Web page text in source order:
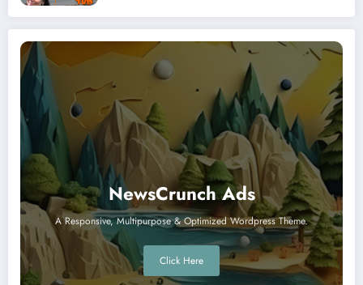
NewsCrunch Ads
A Responsive, Multipurpose & Optimized Wordpress Theme.
Click Here